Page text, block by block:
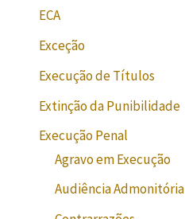
ECA
Exceção
Execução de Títulos
Extinção da Punibilidade
Execução Penal
Agravo em Execução
Audiência Admonitória